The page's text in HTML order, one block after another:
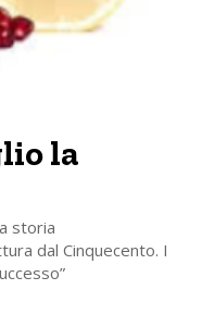
la
storia
dal Cinquecento. I